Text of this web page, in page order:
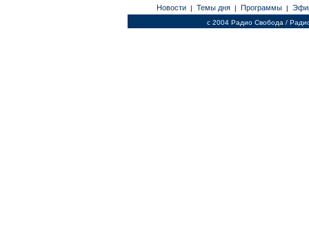
Новости | Темы дня | Программы |
c 2004 Радио Свобода /